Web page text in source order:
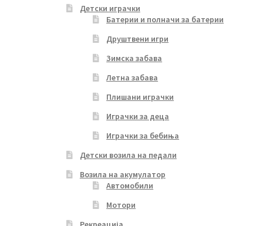
Детски играчки
Батерии и полначи за батерии
Друштвени игри
Зимска забава
Летна забава
Плишани играчки
Играчки за деца
Играчки за бебиња
Детски возила на педали
Возила на акумулатор
Автомобили
Мотори